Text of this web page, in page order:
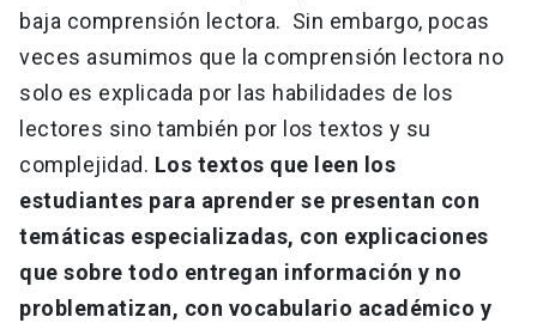
baja comprensión lectora. Sin embargo, pocas
veces asumimos que la comprensión lectora no
solo es explicada por las habilidades de los
lectores sino también por los textos y su
complejidad. Los textos que leen los
estudiantes para aprender se presentan con
temáticas especializadas, con explicaciones
que sobre todo entregan información y no
problematizan, con vocabulario académico y